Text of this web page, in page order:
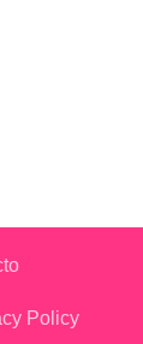
Policy